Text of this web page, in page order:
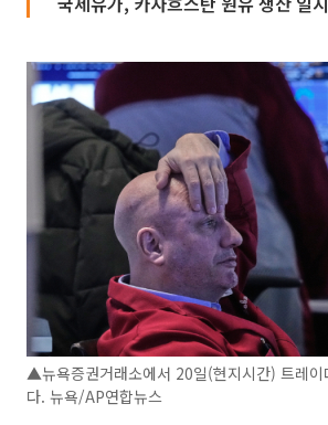
▲뉴욕증권거래소에서 20일(현지시간) 트레이
다. 뉴욕/AP연합뉴스